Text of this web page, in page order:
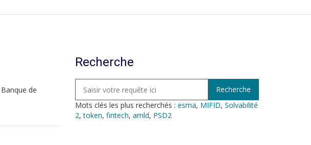
de
Recherche
Mots clés les plus recherchés : esma, MIFID, Solvabilité
2,token, fintech, amld, PSD2